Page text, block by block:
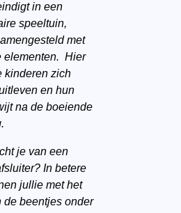
in een
speeltuin,
met
elementen. Hier
kinderen zich
en hun
na de boeiende
je van een
In betere
jullie met het
de beentjes onder